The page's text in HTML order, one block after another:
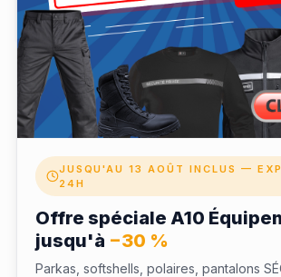
✓ Validité 12 mois pour profiter de votre
✓ Échangeable depuis votre espace fidélité
JUSQU'AU 13 AOÛT INCLUS —
24H
Offre spéciale A10
jusqu'à −30 %
Parkas, softshells, polaires, pantalons